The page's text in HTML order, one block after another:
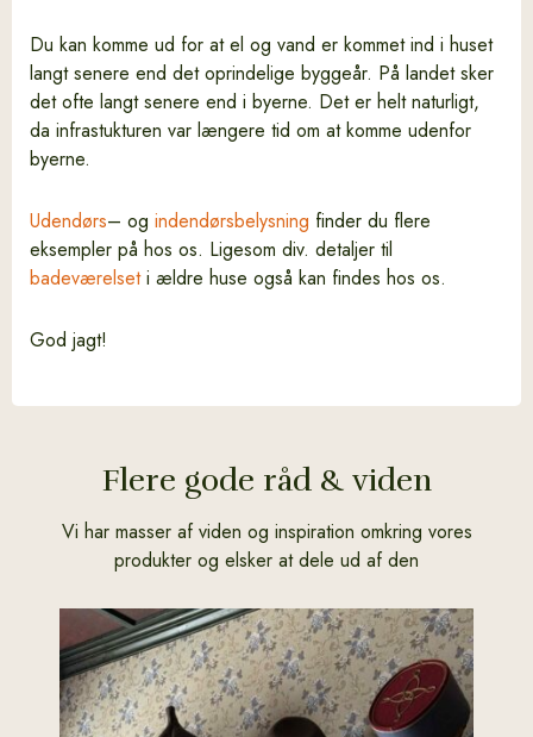
Du kan komme ud for at el og vand er kommet ind i huset
langt senere end det oprindelige byggeår. På landet sker
det ofte langt senere end i byerne. Det er helt naturligt,
da infrastukturen var længere tid om at komme udenfor
byerne.
Udendørs– og indendørsbelysning finder du flere
eksempler på hos os. Ligesom div. detaljer til
badeværelseti ældre huse også kan findes hos os.
God jagt!
Flere gode råd & viden
Vi har masser af viden og inspiration omkring vores
produkter og elsker at dele ud af den